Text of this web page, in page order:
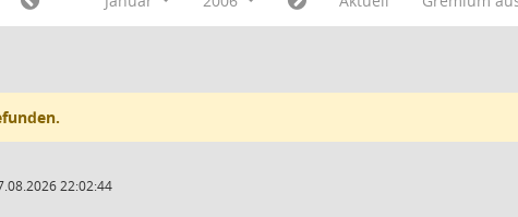
22:02:44